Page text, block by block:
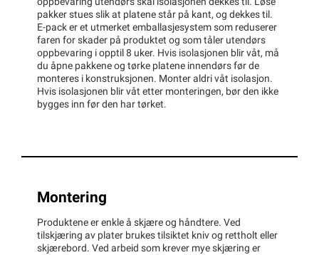
oppbevaring utendørs skal isolasjonen dekkes til. Løse
pakker stues slik at platene står på kant, og dekkes til.
E-pack er et utmerket emballasjesystem som reduserer
faren for skader på produktet og som tåler utendørs
oppbevaring i opptil 8 uker. Hvis isolasjonen blir våt, må
du åpne pakkene og tørke platene innendørs før de
monteres i konstruksjonen. Monter aldri våt isolasjon.
Hvis isolasjonen blir våt etter monteringen, bør den ikke
bygges inn før den har tørket.
Montering
Produktene er enkle å skjære og håndtere. Ved
tilskjæring av plater brukes tilsiktet kniv og rettholt eller
skjærebord. Ved arbeid som krever mye skjæring er